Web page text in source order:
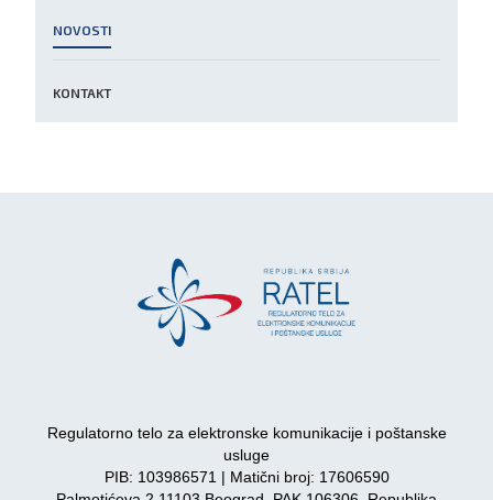
NOVOSTI
KONTAKT
Regulatorno telo za elektronske komunikacije i poštanske
usluge
PIB: 103986571 | Matični broj: 17606590